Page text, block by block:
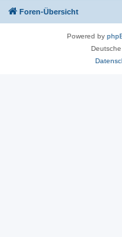
Foren-Übersicht
Powered by